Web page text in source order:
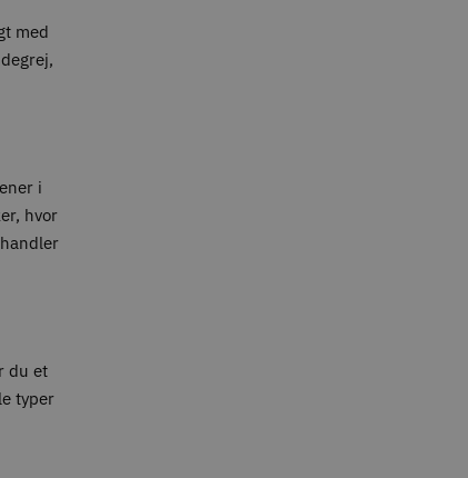
med
i
hvor
du et
typer